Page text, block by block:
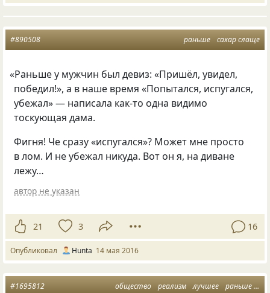
раньше сахар слаще
#890508
«Раньше у мужчин был девиз: «Пришёл, увидел,
победил!», а в наше время «Попытался, испугался,
убежал» — написала как-то одна видимо
тоскующая дама.
Фигня! Че сразу«испугался»? Может мне просто
в лом. И не убежал никуда. Вот он я, на диване
лежу…
автор не указан
21 3 16
Опубликовал Hunta 14 мая 2016
общество реализм лучшее раньше
#1695812